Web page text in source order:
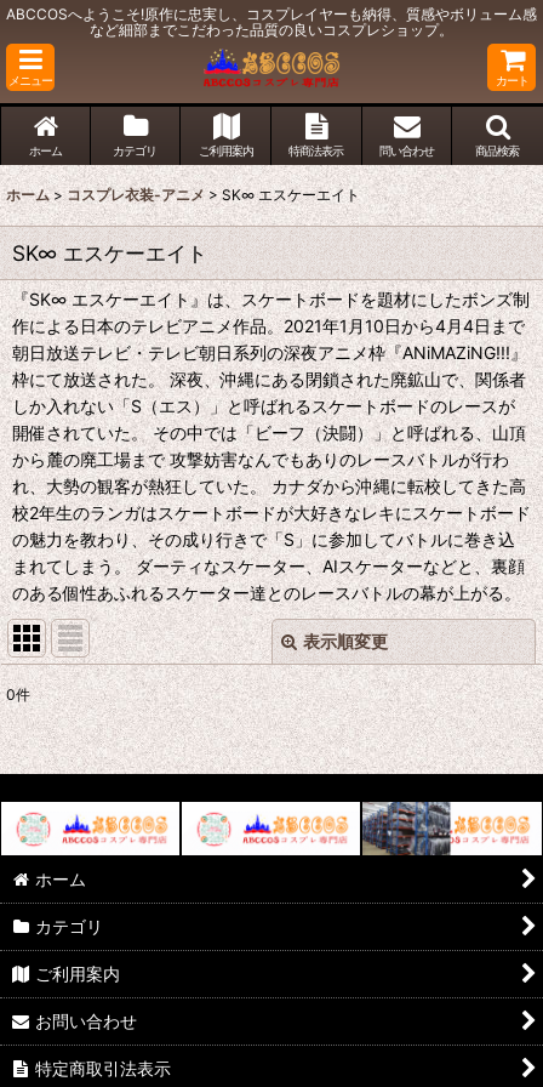
ABCCOSへようこそ!原作に忠実し、コスプレイヤーも納得、質感やボリューム感
など細部までこだわった品質の良いコスプレショップ。
メニュー カート
ホーム カテゴリ ご利用案内 特商法表示 問い合わせ 商品検索
ホーム > コスプレ衣装-アニメ > SK∞ エスケーエイト
SK∞ エスケーエイト
『SK∞ エスケーエイト』は、スケートボードを題材にしたボンズ制
作による日本のテレビアニメ作品。2021年1月10日から4月4日まで
朝日放送テレビ・テレビ朝日系列の深夜アニメ枠『ANiMAZiNG!!!』
枠にて放送された。 深夜、沖縄にある閉鎖された廃鉱山で、関係者
しか入れない「S（エス）」と呼ばれるスケートボードのレースが
開催されていた。 その中では「ビーフ（決闘）」と呼ばれる、山頂
から麓の廃工場まで 攻撃妨害なんでもありのレースバトルが行わ
れ、大勢の観客が熱狂していた。 カナダから沖縄に転校してきた高
校2年生のランガはスケートボードが大好きなレキにスケートボード
の魅力を教わり、その成り行きで「S」に参加してバトルに巻き込
まれてしまう。 ダーティなスケーター、AIスケーターなどと、裏顔
のある個性あふれるスケーター達とのレースバトルの幕が上がる。
表示順変更
表示数:
並び順:
絞り込む
閉じる
0件
ホーム
カテゴリ
ご利用案内
お問い合わせ
特定商取引法表示